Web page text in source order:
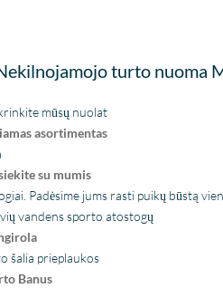
turto nuoma
mūsų nuolat
asortimentas
su mumis
Padėsime jums rasti puikų būstą
vandens sporto atostogų
šalia prieplaukos
Banus